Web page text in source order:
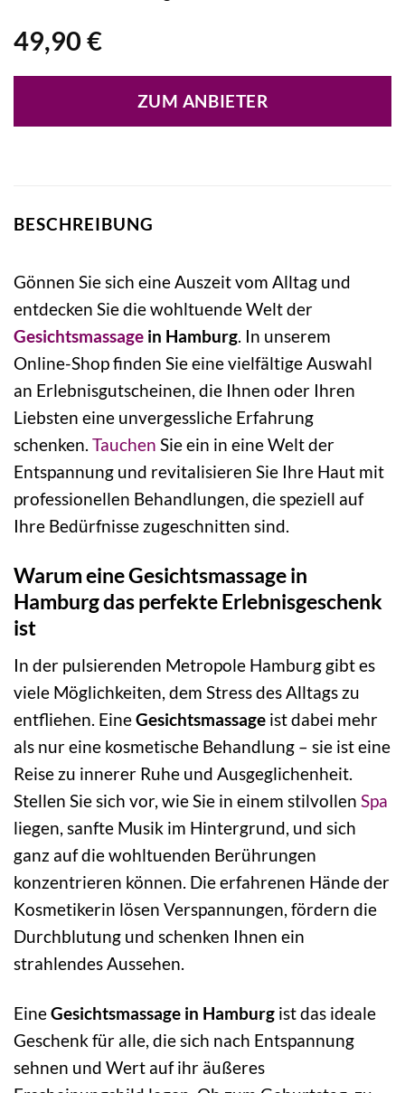
49,90 €
ZUM ANBIETER
BESCHREIBUNG
Gönnen Sie sich eine Auszeit vom Alltag und
entdecken Sie die wohltuende Welt der
Gesichtsmassage in Hamburg. In unserem
Online-Shop finden Sie eine vielfältige Auswahl
an Erlebnisgutscheinen, die Ihnen oder Ihren
Liebsten eine unvergessliche Erfahrung
schenken. Tauchen Sie ein in eine Welt der
Entspannung und revitalisieren Sie Ihre Haut mit
professionellen Behandlungen, die speziell auf
Ihre Bedürfnisse zugeschnitten sind.
Warum eine Gesichtsmassage in
Hamburg das perfekte Erlebnisgeschenk
ist
In der pulsierenden Metropole Hamburg gibt es
viele Möglichkeiten, dem Stress des Alltags zu
entfliehen. EineGesichtsmassage ist dabei mehr
als nur eine kosmetische Behandlung – sie ist eine
Reise zu innerer Ruhe und Ausgeglichenheit.
Stellen Sie sich vor, wie Sie in einem stilvollen Spa
liegen, sanfte Musik im Hintergrund, und sich
ganz auf die wohltuenden Berührungen
konzentrieren können. Die erfahrenen Hände der
Kosmetikerin lösen Verspannungen, fördern die
Durchblutung und schenken Ihnen ein
strahlendes Aussehen.
EineGesichtsmassage in Hamburg ist das ideale
Geschenk für alle, die sich nach Entspannung
sehnen und Wert auf ihr äußeres